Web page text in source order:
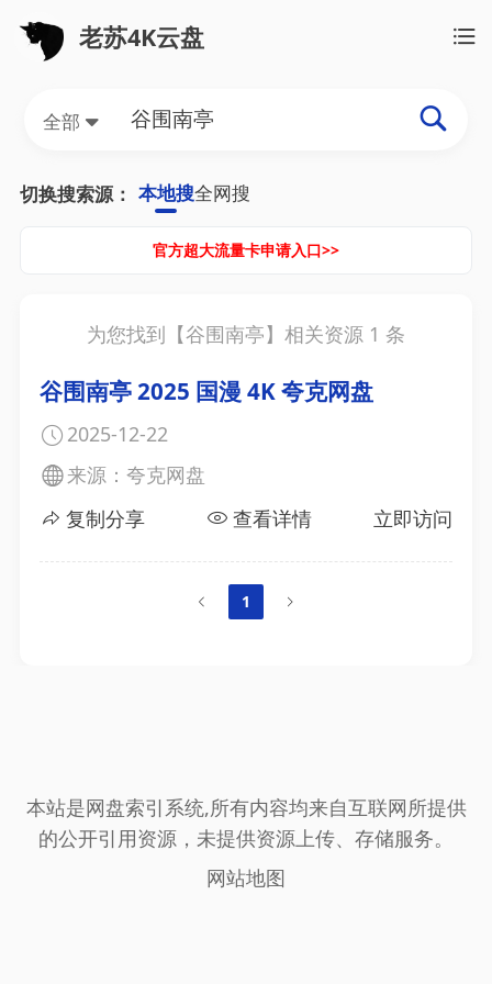
老苏4K云盘
全部
切换搜索源： 本地搜全网搜
官方超大流量卡申请入口>>
为您找到【谷围南亭】相关资源 1 条
谷围南亭 2025 国漫 4K 夸克网盘
2025-12-22
来源：夸克网盘
复制分享
查看详情 立即访问
1
本站是网盘索引系统,所有内容均来自互联网所提供
的公开引用资源，未提供资源上传、存储服务。
网站地图